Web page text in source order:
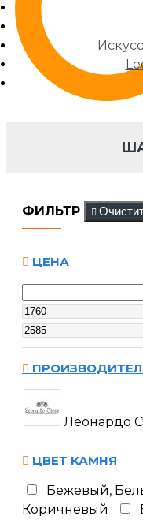
ФИЛЬТР
ЦЕНА
Леонардо
ЦВЕТ КАМНЯ
Бежевый,
Коричневый